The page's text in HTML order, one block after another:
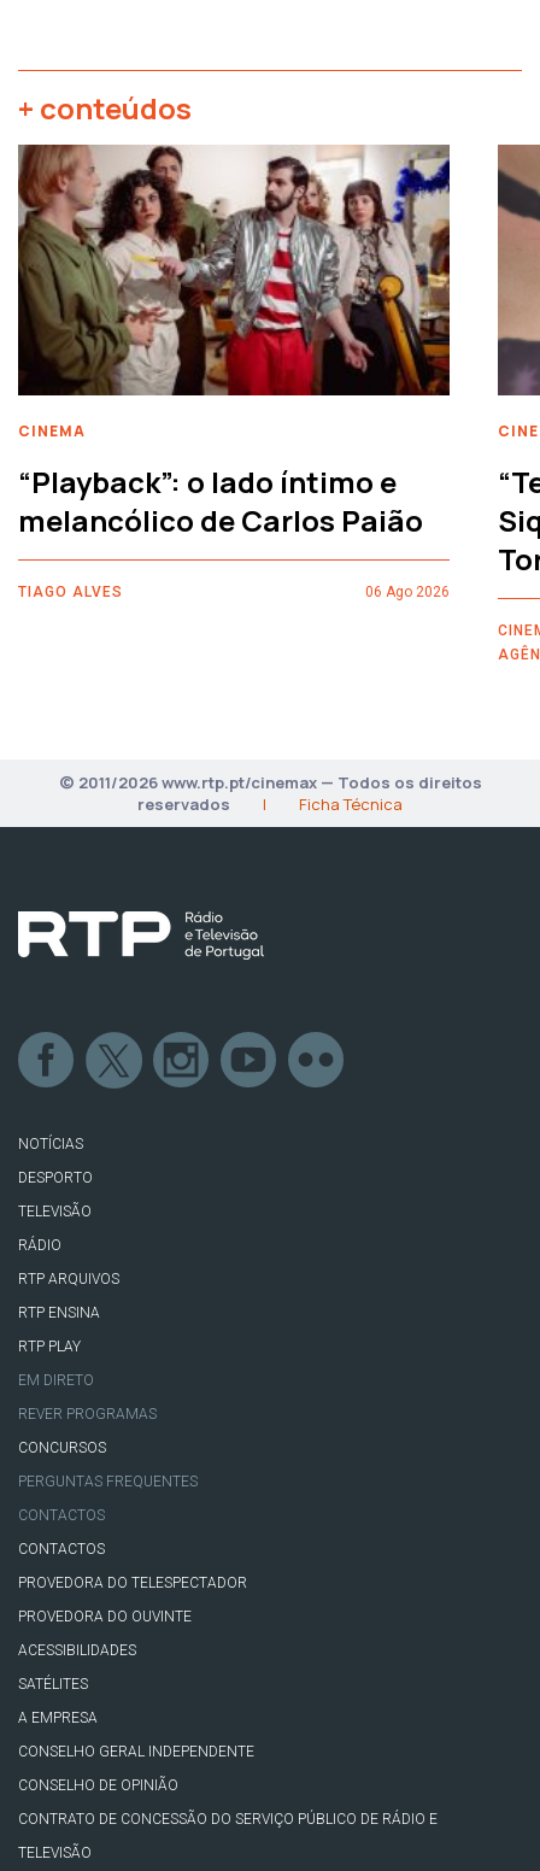
+ conteúdos
CINEMA
“Playback”: o lado íntimo e
melancólico de Carlos Paião
TIAGO ALVES 06 Ago 2026
© 2011/2026 www.rtp.pt/cinemax — Todos os direitos
reservados
| Ficha Técnica
NOTÍCIAS
DESPORTO
TELEVISÃO
RÁDIO
RTP ARQUIVOS
RTP ENSINA
RTP PLAY
EM DIRETO
REVER PROGRAMAS
CONCURSOS
PERGUNTAS FREQUENTES
CONTACTOS
CONTACTOS
PROVEDORA DO TELESPECTADOR
PROVEDORA DO OUVINTE
ACESSIBILIDADES
SATÉLITES
A EMPRESA
CONSELHO GERAL INDEPENDENTE
CONSELHO DE OPINIÃO
CONTRATO DE CONCESSÃO DO SERVIÇO PÚBLICO DE RÁDIO E
TELEVISÃO